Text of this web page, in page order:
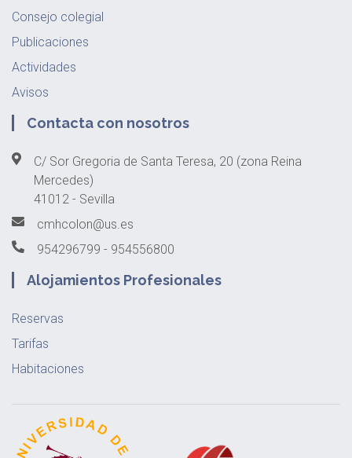
Consejo colegial
Publicaciones
Actividades
Avisos
Contacta con nosotros
C/ Sor Gregoria de Santa Teresa, 20 (zona Reina
Mercedes)
41012 - Sevilla
cmhcolon@us.es
954296799 - 954556800
Alojamientos Profesionales
Reservas
Tarifas
Habitaciones